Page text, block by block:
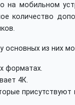
мобильном
количество
основных из них
форматах.
4К.